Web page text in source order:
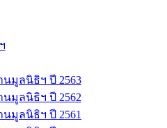
นมูลนิธิฯ ปี 2563
นมูลนิธิฯ ปี 2562
มูลนิธิฯ ปี 2561